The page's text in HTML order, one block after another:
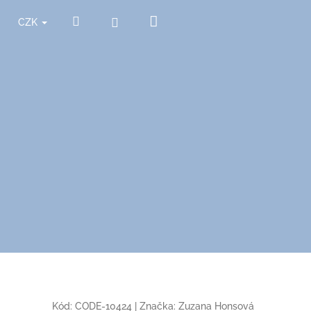
CZK Hledat Přihlášení
Kód: CODE-10424 Značka: Zuzana Honsová